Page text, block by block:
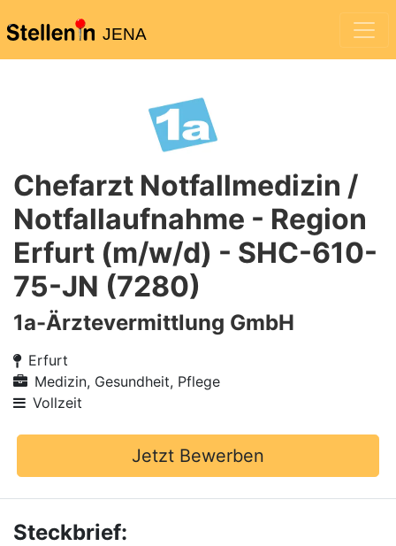
JENA
Chefarzt Notfallmedizin /
Notfallaufnahme - Region
Erfurt (m/w/d) - SHC-610-
75-JN (7280)
1a-Ärztevermittlung GmbH
Erfurt
Medizin, Gesundheit, Pflege
Vollzeit
Jetzt Bewerben
Steckbrief: